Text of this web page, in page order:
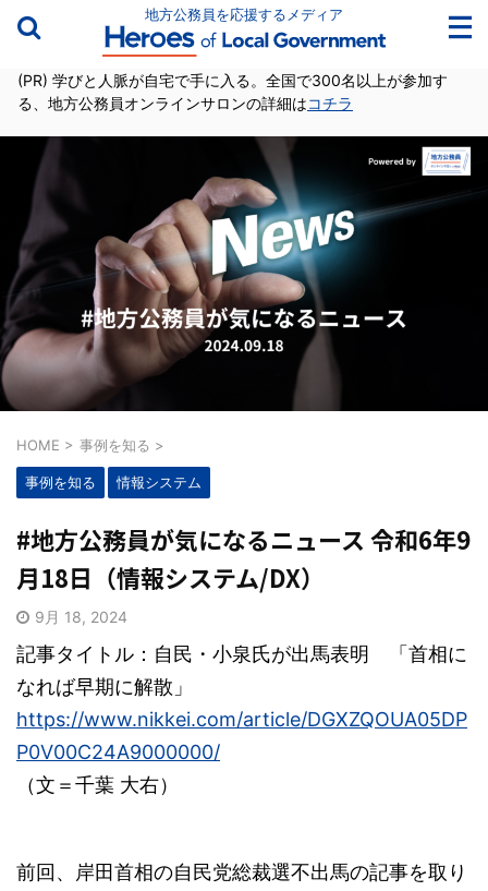
地方公務員を応援するメディア
(PR) 学びと人脈が自宅で手に入る。全国で300名以上が参加す
る、地方公務員オンラインサロンの詳細はコチラ
HOME > 事例を知る >
事例を知る 情報システム
#地方公務員が気になるニュース 令和6年9
月18日（情報システム/DX）
9月 18, 2024
記事タイトル：自民・小泉氏が出馬表明 「首相に
なれば早期に解散」
https://www.nikkei.com/article/DGXZQOUA05DP
P0V00C24A9000000/
（文＝千葉 大右）
前回、岸田首相の自民党総裁選不出馬の記事を取り